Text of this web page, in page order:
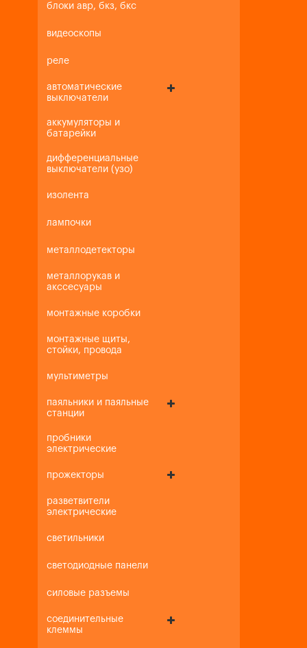
блоки авр, бкз, бкс
видеоскопы
реле
автоматические
выключатели
аккумуляторы и
батарейки
дифференциальные
выключатели (узо)
изолента
лампочки
металлодетекторы
металлорукав и
акссесуары
монтажные коробки
монтажные щиты,
стойки, провода
мультиметры
паяльники и паяльные
станции
пробники
электрические
прожекторы
разветвители
электрические
светильники
светодиодные панели
силовые разъемы
соединительные
клеммы